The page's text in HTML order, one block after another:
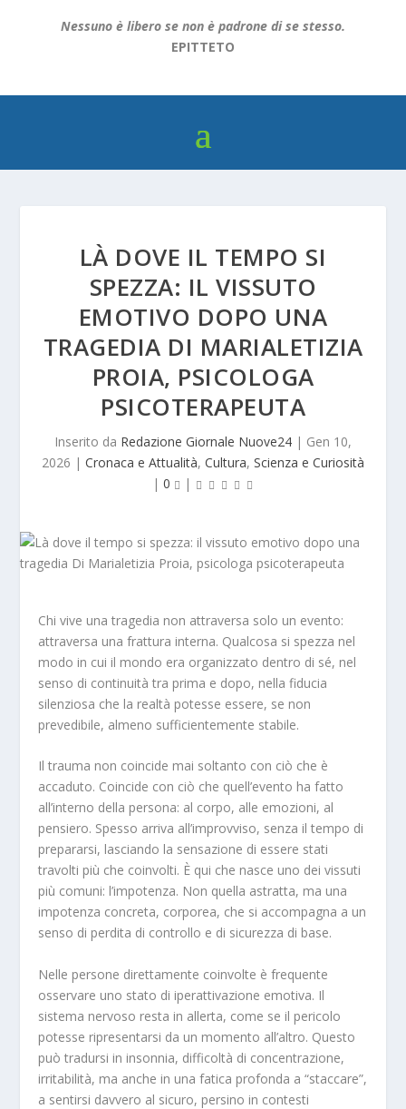
Nessuno è libero se non è padrone di se stesso.
EPITTETO
LÀ DOVE IL TEMPO SI
SPEZZA: IL VISSUTO
EMOTIVO DOPO UNA
TRAGEDIA DI MARIALETIZIA
PROIA, PSICOLOGA
PSICOTERAPEUTA
Inserito da Redazione Giornale Nuove24 | Gen 10,
2026 | Cronaca e Attualità, Cultura, Scienza e Curiosità
| 0 |
Chi vive una tragedia non attraversa solo un evento:
attraversa una frattura interna. Qualcosa si spezza nel
modo in cui il mondo era organizzato dentro di sé, nel
senso di continuità tra prima e dopo, nella fiducia
silenziosa che la realtà potesse essere, se non
prevedibile, almeno sufficientemente stabile.
Il trauma non coincide mai soltanto con ciò che è
accaduto. Coincide con ciò che quell’evento ha fatto
all’interno della persona: al corpo, alle emozioni, al
pensiero. Spesso arriva all’improvviso, senza il tempo di
prepararsi, lasciando la sensazione di essere stati
travolti più che coinvolti. È qui che nasce uno dei vissuti
più comuni: l’impotenza. Non quella astratta, ma una
impotenza concreta, corporea, che si accompagna a un
senso di perdita di controllo e di sicurezza di base.
Nelle persone direttamente coinvolte è frequente
osservare uno stato di iperattivazione emotiva. Il
sistema nervoso resta in allerta, come se il pericolo
potesse ripresentarsi da un momento all’altro. Questo
può tradursi in insonnia, difficoltà di concentrazione,
irritabilità, ma anche in una fatica profonda a “staccare”,
a sentirsi davvero al sicuro, persino in contesti